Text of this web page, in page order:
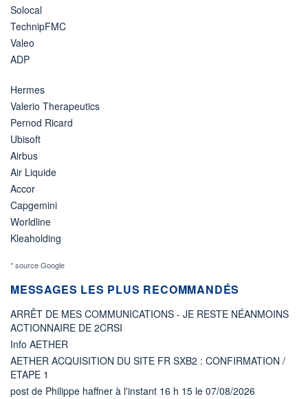
Solocal
TechnipFMC
Valeo
ADP
Hermes
Valerio Therapeutics
Pernod Ricard
Ubisoft
Airbus
Air Liquide
Accor
Capgemini
Worldline
Kleaholding
* source Google
MESSAGES LES PLUS RECOMMANDÉS
ARRÊT DE MES COMMUNICATIONS - JE RESTE NÉANMOINS
ACTIONNAIRE DE 2CRSI
Info AETHER
AETHER ACQUISITION DU SITE FR SXB2 : CONFIRMATION /
ETAPE 1
post de Philippe haffner à l'instant 16 h 15 le 07/08/2026